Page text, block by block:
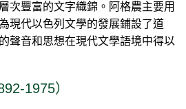
次豐富的文字織錦。阿格農主要用
現代以色列文學的發展鋪設了道
聲音和思想在現代文學語境中得以
1975）